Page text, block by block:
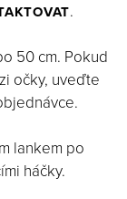
.
50 cm. Pokud
očky, uveďte
lankem po
háčky.